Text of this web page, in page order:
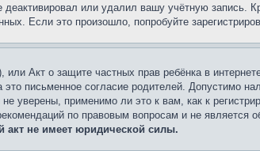
деактивировал или удалил вашу учётную
Если это произошло, попробуйте
Акт о защите частных прав ребёнка в
письменное согласие родителей. Допустимо
уверены, применимо ли это к вам, как к
по правовым вопросам и не является
акт не имеет юридической силы.